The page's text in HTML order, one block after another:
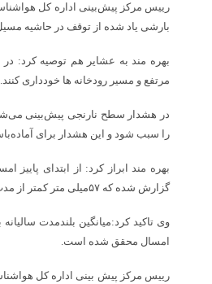
رییس مرکز پیش‌بینی اداره کل
بارشی یاد شده از توقف در حاشیه
بهره مند به عشایر هم توصیه کرد:
مرتفع و مسیر رودخانه ها خودداری کنند.
در هشدار سطح نارنجی پیش‌بینی
را سبب شود و این هشدار برای
گزارش شده که ۵۷میلی متر کمتر از مدت مشابه پارسال است.
امسال محقق شده است.
رییس مرکز پیش بینی اداره کل